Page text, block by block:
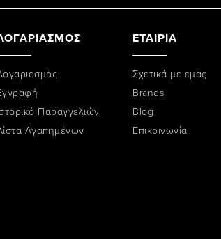
Παραγγελιών
Αγαπημένων
ΕΤΑΙΡΙΑ
Σχετικά με εμάς
Brands
Blog
Επικοινωνία